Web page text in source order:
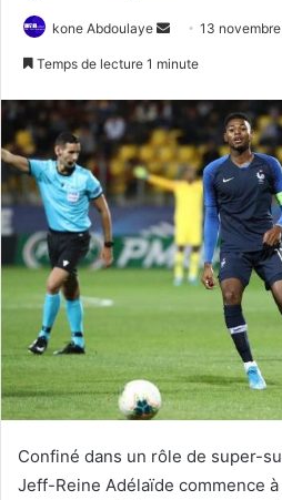
kone Abdoulaye
o
y
e
r
u
n
c
o
i
l
13
Temps de lecture 1 minute
Confiné dans un rôle de super-
Jeff-Reine Adélaïde commence